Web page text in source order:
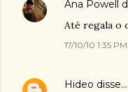
Ana Powell
Até regala o
17/10/10 1:35 PM
Hideo disse…